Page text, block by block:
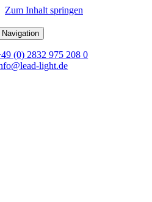
Zum Inhalt springen
Navigation
(0) 2832 975 208 0
light.de